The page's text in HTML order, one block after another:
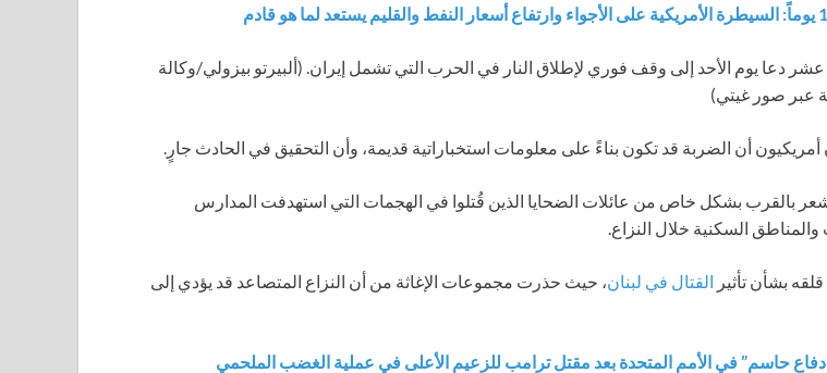
عشر دعا يوم الأحد إلى وقف فوري لإطلاق النار في الحرب التي تشمل إيران. (ألبيرتو بيزولي/وكالة
عبر صور غيتي)
أن الضربة قد تكون بناءً على معلومات استخباراتية قديمة، وأن التحقيق في الحادث جارٍ.
يشعر بالقرب بشكل خاص من عائلات الضحايا الذين قُتلوا في الهجمات التي استهدفت المدارس
السكنية خلال النزاع.
بشأن تأثير القتال في لبنان، حيث حذرت مجموعات الإغاثة من أن النزاع المتصاعد قد يؤدي إلى
“دفاع حاسم” في الأمم المتحدة بعد مقتل ترامب للزعيم الأعلى في عملية الغضب الملحمي